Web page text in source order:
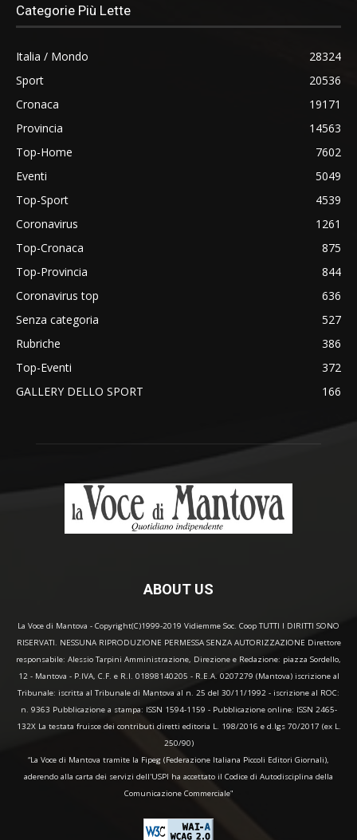
Categorie Più Lette
Italia / Mondo
28324
Sport
20536
Cronaca
19171
Provincia
14563
Top-Home
7602
Eventi
5049
Top-Sport
4539
Coronavirus
1261
Top-Cronaca
875
Top-Provincia
844
Coronavirus top
636
Senza categoria
527
Rubriche
386
Top-Eventi
372
GALLERY DELLO SPORT
166
ABOUT US
La Voce di Mantova - Copyright(C)1999-2019 Vidiemme Soc. Coop TUTTI I DIRITTI SONO
RISERVATI. NESSUNA RIPRODUZIONE PERMESSA SENZA AUTORIZZAZIONE Direttore
responsabile: Alessio Tarpini Amministrazione, Direzione e Redazione: piazza Sordello,
12 - Mantova - P.IVA, C.F. e R.I. 01898140205 - R.E.A. 0207279 (Mantova) iscrizione al
Tribunale: iscritta al Tribunale di Mantova al n. 25 del 30/11/1992 - iscrizione al ROC:
n. 9363 Pubblicazione a stampa: ISSN 1594-1159 - Pubblicazione online: ISSN 2465-
132X La testata fruisce dei contributi diretti editoria L. 198/2016 e d.lgs 70/2017 (ex L.
250/90)
“La Voce di Mantova tramite la Fipeg (Federazione Italiana Piccoli Editori Giornali),
aderendo alla carta dei servizi dell'USPI ha accettato il Codice di Autodisciplina della
Comunicazione Commerciale"